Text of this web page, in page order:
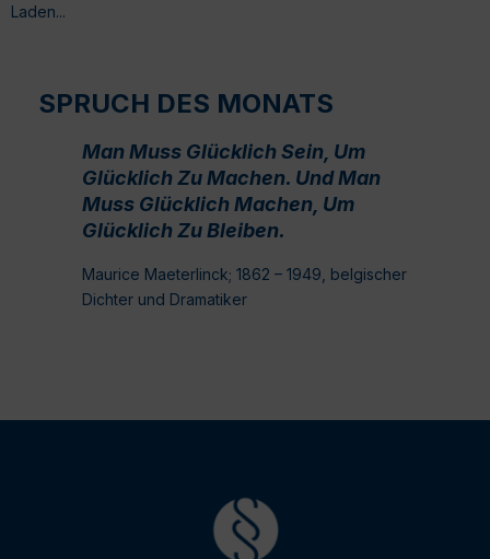
Laden...
SPRUCH DES MONATS
Man Muss Glücklich Sein, Um
Glücklich Zu Machen. Und Man
Muss Glücklich Machen, Um
Glücklich Zu Bleiben.
Maurice Maeterlinck; 1862 – 1949, belgischer
Dichter und Dramatiker